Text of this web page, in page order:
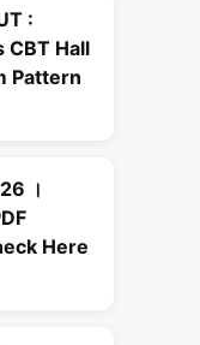
:
CBT Hall
Pattern
।
Here